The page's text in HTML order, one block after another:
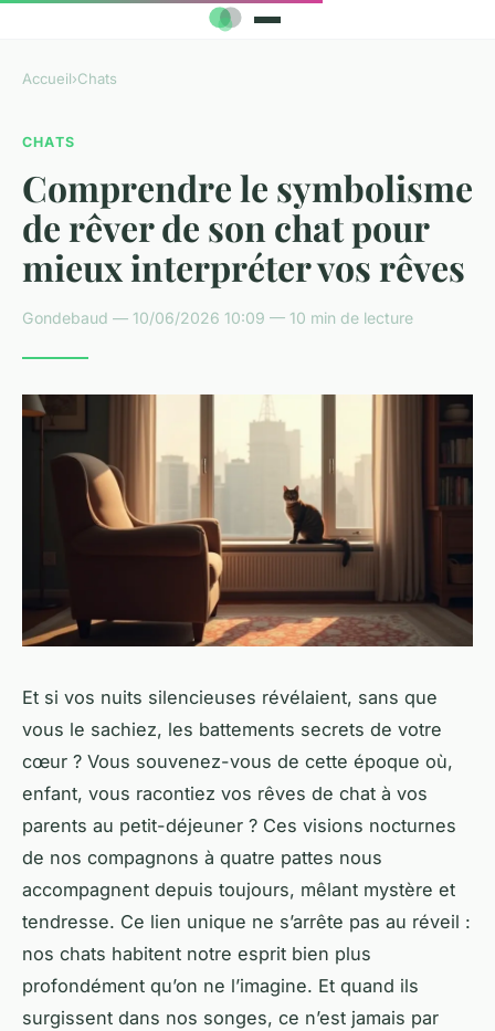
Accueil›Chats
CHATS
Comprendre le symbolisme
de rêver de son chat pour
mieux interpréter vos rêves
Gondebaud — 10/06/2026 10:09 — 10 min de lecture
Et si vos nuits silencieuses révélaient, sans que
vous le sachiez, les battements secrets de votre
cœur ? Vous souvenez-vous de cette époque où,
enfant, vous racontiez vos rêves de chat à vos
parents au petit-déjeuner ? Ces visions nocturnes
de nos compagnons à quatre pattes nous
accompagnent depuis toujours, mêlant mystère et
tendresse. Ce lien unique ne s’arrête pas au réveil :
nos chats habitent notre esprit bien plus
profondément qu’on ne l’imagine. Et quand ils
surgissent dans nos songes, ce n’est jamais par